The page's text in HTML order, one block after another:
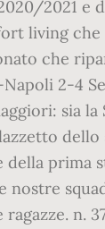
2021 e
living
che
2-4
sia la
della prima
nostre
n.